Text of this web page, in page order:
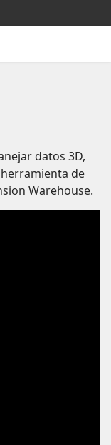
datos 3D,
de
Warehouse.